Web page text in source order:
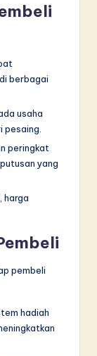
berbagai
usaha
pesaing.
peringkat
yang
harga
pembeli
hadiah